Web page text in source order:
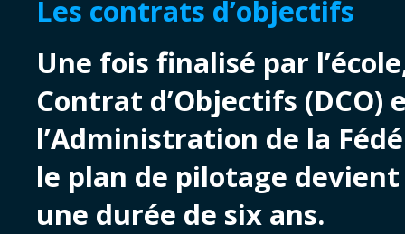
Les contrats d’objectifs
Une fois finalisé par
Contrat d’Objectifs
l’Administration de la
le plan de pilotage
une durée de six ans.